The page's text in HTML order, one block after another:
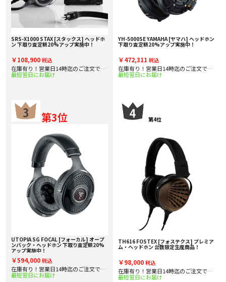
SRS-X1000 STAX [スタックス] ヘッドホ
ン 下取り査定額20%アップ実施中！
￥108,900 税込
在庫有り！営業日14時迄のご注文で即
日出
最短翌日にお届け
YH-5000SE YAMAHA [ヤマハ] ヘッドホン
下取り査定額20%アップ実施中！
￥472,311 税込
在庫有り！営業日14時迄のご注文で即
日出
最短翌日にお届け
第3位
UTOPIA SG FOCAL [フォーカル] オープ
ンバック・ヘッドホン 下取り査定額20%
アップ実施中！
￥594,000 税込
在庫有り！営業日14時迄のご注文で即
日出
最短翌日にお届け
第4位
TH616 FOSTEX [フォステクス] プレミア
ム・ヘッドホン 台数限定生産商品！
￥98,000 税込
在庫有り！営業日14時迄のご注文で即
日出
最短翌日にお届け